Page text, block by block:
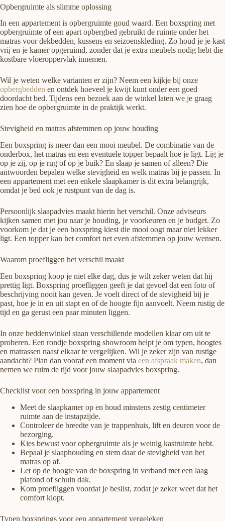
Opbergruimte als slimme oplossing
In een appartement is opbergruimte goud waard. Een boxspring met
opbergruimte of een apart opbergbed gebruikt de ruimte onder het
matras voor dekbedden, kussens en seizoenskleding. Zo houd je je kast
vrij en je kamer opgeruimd, zonder dat je extra meubels nodig hebt die
kostbare vloeroppervlak innemen.
Wil je weten welke varianten er zijn? Neem een kijkje bij onze
opbergbedden en ontdek hoeveel je kwijt kunt onder een goed
doordacht bed. Tijdens een bezoek aan de winkel laten we je graag
zien hoe de opbergruimte in de praktijk werkt.
Stevigheid en matras afstemmen op jouw houding
Een boxspring is meer dan een mooi meubel. De combinatie van de
onderbox, het matras en een eventuele topper bepaalt hoe je ligt. Lig je
op je zij, op je rug of op je buik? En slaap je samen of alleen? Die
antwoorden bepalen welke stevigheid en welk matras bij je passen. In
een appartement met een enkele slaapkamer is dit extra belangrijk,
omdat je bed ook je rustpunt van de dag is.
Persoonlijk slaapadvies maakt hierin het verschil. Onze adviseurs
kijken samen met jou naar je houding, je voorkeuren en je budget. Zo
voorkom je dat je een boxspring kiest die mooi oogt maar niet lekker
ligt. Een topper kan het comfort net even afstemmen op jouw wensen.
Waarom proefliggen het verschil maakt
Een boxspring koop je niet elke dag, dus je wilt zeker weten dat hij
prettig ligt. Boxspring proefliggen geeft je dat gevoel dat een foto of
beschrijving nooit kan geven. Je voelt direct of de stevigheid bij je
past, hoe je in en uit stapt en of de hoogte fijn aanvoelt. Neem rustig de
tijd en ga gerust een paar minuten liggen.
In onze beddenwinkel staan verschillende modellen klaar om uit te
proberen. Een rondje boxspring showroom helpt je om typen, hoogtes
en matrassen naast elkaar te vergelijken. Wil je zeker zijn van rustige
aandacht? Plan dan vooraf een moment via een afspraak maken, dan
nemen we ruim de tijd voor jouw slaapadvies boxspring.
Checklist voor een boxspring in jouw appartement
Meet de slaapkamer op en houd minstens zestig centimeter
ruimte aan de instapzijde.
Controleer de breedte van je trappenhuis, lift en deuren voor de
bezorging.
Kies bewust voor opbergruimte als je weinig kastruimte hebt.
Bepaal je slaaphouding en stem daar de stevigheid van het
matras op af.
Let op de hoogte van de boxspring in verband met een laag
plafond of schuin dak.
Kom proefliggen voordat je beslist, zodat je zeker weet dat het
comfort klopt.
Typen boxsprings voor een appartement vergeleken